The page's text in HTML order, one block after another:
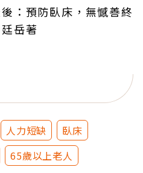
後：預防臥床，無憾善終
岳著
人力短缺
臥床
65歲以上老人